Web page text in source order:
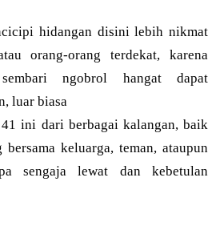
hidangan disini lebih nikmat
orang-orang terdekat, karena
ngobrol hangat dapat
luar biasa
ini dari berbagai kalangan, baik
bersama keluarga, teman, ataupun
sengaja lewat dan kebetulan